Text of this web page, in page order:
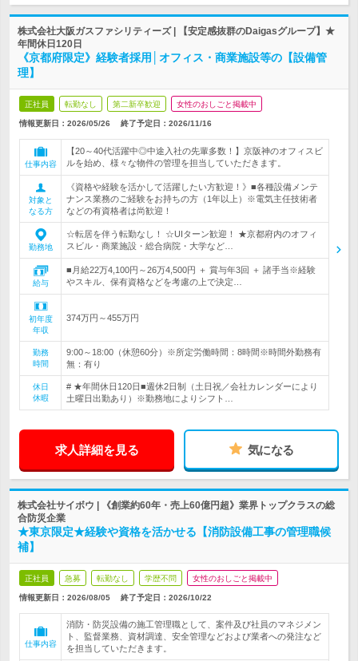
株式会社大阪ガスファシリティーズ | 【安定感抜群のDaigasグループ】★
年間休日120日
《京都府限定》経験者採用│オフィス・商業施設等の【設備管
理】
正社員 転勤なし 第二新卒歓迎 女性のおしごと掲載中
情報更新日：2026/05/26 終了予定日： 2026/11/16
仕事内容
【20～40代活躍中◎中途入社の先輩多数！】京阪神のオフィスビ
ルを始め、様々な物件の管理を担当していただきます。
対象と
なる方
《資格や経験を活かして活躍したい方歓迎！》■各種設備メンテ
ナンス業務のご経験をお持ちの方（1年以上）※電気主任技術者
などの有資格者は尚歓迎！
勤務地
☆転居を伴う転勤なし！ ☆UIターン歓迎！ ★京都府内のオフィ
スビル・商業施設・総合病院・大学など…
給与
■月給22万4,100円～26万4,500円 ＋ 賞与年3回 ＋ 諸手当※経験
やスキル、保有資格などを考慮の上で決定…
初年度
年収
374万円～455万円
勤務
時間
9:00～18:00（休憩60分）※所定労働時間：8時間※時間外勤務有
無：有り
休日
休暇
# ★年間休日120日■週休2日制（土日祝／会社カレンダーにより
土曜日出勤あり）※勤務地によりシフト…
求人詳細を見る 気になる
株式会社サイボウ | 《創業約60年・売上60億円超》業界トップクラスの総
合防災企業
★東京限定★経験や資格を活かせる【消防設備工事の管理職候
補】
正社員 急募 転勤なし 学歴不問 女性のおしごと掲載中
情報更新日：2026/08/05 終了予定日： 2026/10/22
仕事内容
消防・防災設備の施工管理職として、案件及び社員のマネジメン
ト、監督業務、資材調達、安全管理などおよび業者への発注など
を担当していただきます。